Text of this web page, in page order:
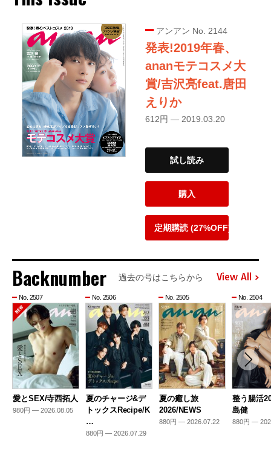
アンアン No. 2144
発表!2019年春、
ananモテコスメ大
賞/吉沢亮feat.唐田
えりか
612円 — 2019.03.20
試し読み
購入
定期購読 (27%OFF)
Backnumber 過去の号はこちらから View All
No. 2507
愛とSEX/寺西拓人
980円 — 2026.08.05
No. 2506
夏のチャージ&デ
トックスRecipe/K
…
880円 — 2026.07.29
No. 2505
夏の癒し旅
2026/NEWS
880円 — 2026.07.22
No. 2504
整う腸活
島健
880円 —